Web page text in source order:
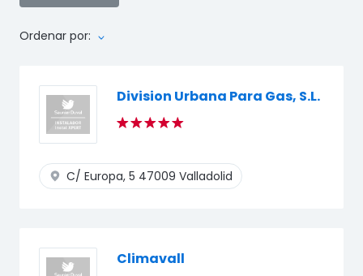
Ordenar por:
Division Urbana Para Gas, S.L.
C/ Europa, 5 47009 Valladolid
Climavall